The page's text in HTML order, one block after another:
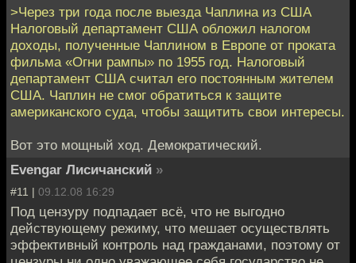
>Через три года после выезда Чаплина из США
Налоговый департамент США обложил налогом
доходы, полученные Чаплином в Европе от проката
фильма «Огни рампы» по 1955 год. Налоговый
департамент США считал его постоянным жителем
США. Чаплин не смог обратиться к защите
американского суда, чтобы защитить свои интересы.
Вот это мощный ход. Демократический.
Evengar Лисичанский »
#11 | 09.12.08 16:29
Под цензуру подпадает всё, что не выгодно
действующему режиму, что мешает осуществлять
эффективный контроль над гражданами, поэтому от